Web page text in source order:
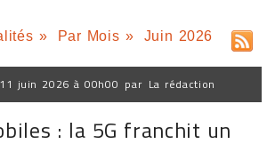
» Par Mois » Juin 2026
11 juin 2026 à 00h00 par La rédaction
: la 5G franchit un